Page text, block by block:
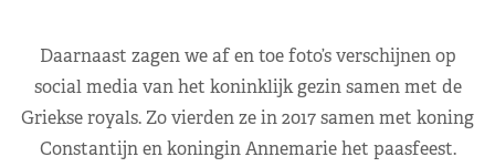
Daarnaast zagen we af en toe foto’s verschijnen op
social media van het koninklijk gezin samen met de
Griekse royals. Zo vierden ze in 2017 samen met koning
Constantijn en koningin Annemarie het paasfeest.